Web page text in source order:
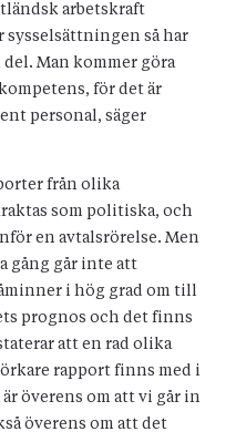
arbetskraft
sysselsättningen så har
Man kommer göra
för det är
personal, säger
från olika
som politiska, och
en avtalsrörelse. Men
gång går inte att
i hög grad om till
prognos och det finns
att en rad olika
rapport finns med i
överens om att vi går in
överens om att det